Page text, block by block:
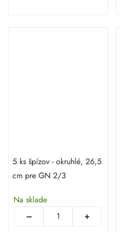
5 ks špízov - okruhlé, 26,5
cm pre GN 2/3
Na sklade